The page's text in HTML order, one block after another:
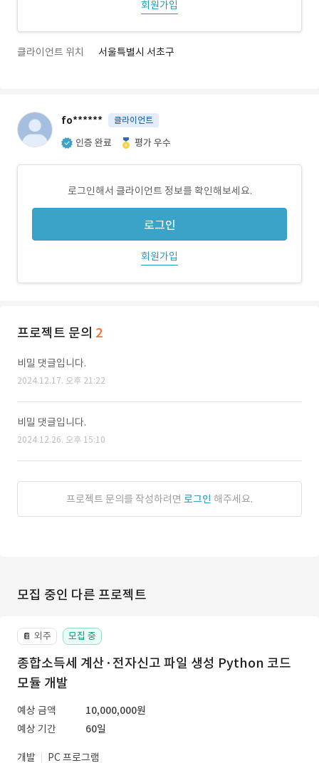
회원가입
클라이언트 위치 서울특별시 서초구
fo****** 클라이언트
인증 완료 평가 우수
로그인해서 클라이언트 정보를 확인해보세요.
로그인
회원가입
프로젝트 문의 2
비밀 댓글입니다.
2024.12.17. 오후 21:22
비밀 댓글입니다.
2024.12.26. 오후 15:10
프로젝트 문의를 작성하려면 로그인 해주세요.
모집 중인 다른 프로젝트
📔 외주 모집 중
종합소득세 계산·전자신고 파일 생성 Python 코드
모듈 개발
예상 금액
10,000,000원
예상 기간
60일
개발
PC 프로그램